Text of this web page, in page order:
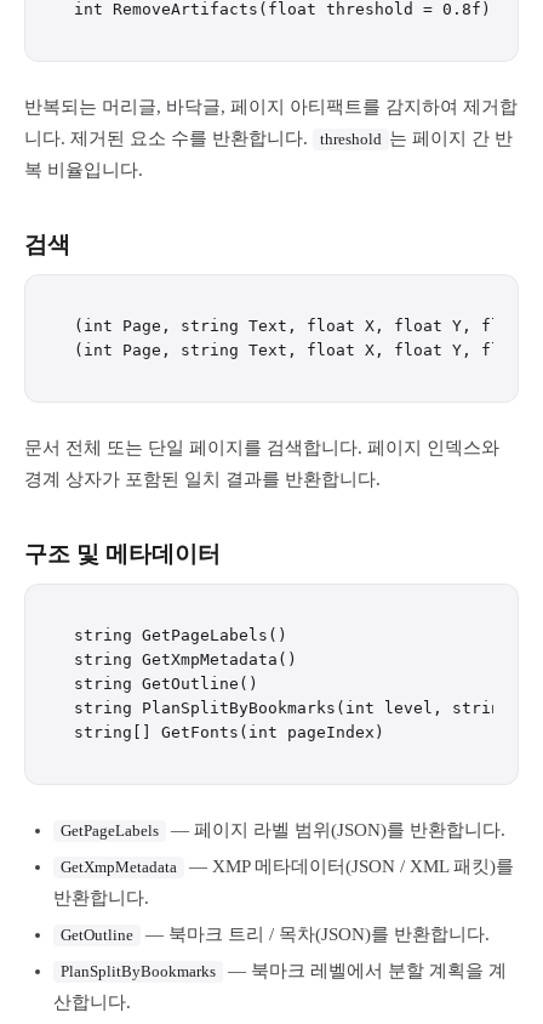
반복되는 머리글, 바닥글, 페이지 아티팩트를 감지하여 제거합
니다. 제거된 요소 수를 반환합니다.
threshold 는 페이지 간 반
복 비율입니다.
검색
(int Page, string Text, float X, float Y, float
문서 전체 또는 단일 페이지를 검색합니다. 페이지 인덱스와
경계 상자가 포함된 일치 결과를 반환합니다.
구조 및 메타데이터
string GetPageLabels()
string GetXmpMetadata()
string GetOutline()
string PlanSplitByBookmarks(int level, string?
GetPageLabels — 페이지 라벨 범위(JSON)를 반환합니다.
GetXmpMetadata
— XMP 메타데이터(JSON / XML 패킷)를
반환합니다.
GetOutline — 북마크 트리 / 목차(JSON)를 반환합니다.
PlanSplitByBookmarks
— 북마크 레벨에서 분할 계획을 계
산합니다.